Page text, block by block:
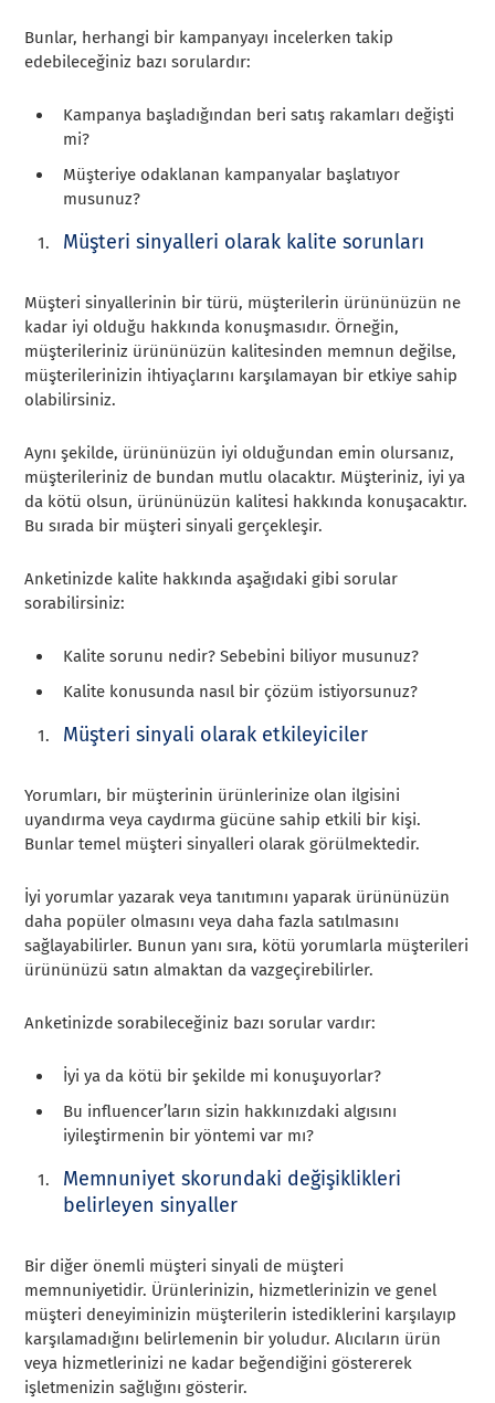
Bunlar, herhangi bir kampanyayı incelerken takip
edebileceğiniz bazı sorulardır:
Kampanya başladığından beri satış rakamları değişti
mi?
Müşteriye odaklanan kampanyalar başlatıyor
musunuz?
Müşteri sinyalleri olarak kalite sorunları
Müşteri sinyallerinin bir türü, müşterilerin ürününüzün ne
kadar iyi olduğu hakkında konuşmasıdır. Örneğin,
müşterileriniz ürününüzün kalitesinden memnun değilse,
müşterilerinizin ihtiyaçlarını karşılamayan bir etkiye sahip
olabilirsiniz.
Aynı şekilde, ürününüzün iyi olduğundan emin olursanız,
müşterileriniz de bundan mutlu olacaktır. Müşteriniz, iyi ya
da kötü olsun, ürününüzün kalitesi hakkında konuşacaktır.
Bu sırada bir müşteri sinyali gerçekleşir.
Anketinizde kalite hakkında aşağıdaki gibi sorular
sorabilirsiniz:
Kalite sorunu nedir? Sebebini biliyor musunuz?
Kalite konusunda nasıl bir çözüm istiyorsunuz?
Müşteri sinyali olarak etkileyiciler
Yorumları, bir müşterinin ürünlerinize olan ilgisini
uyandırma veya caydırma gücüne sahip etkili bir kişi.
Bunlar temel müşteri sinyalleri olarak görülmektedir.
İyi yorumlar yazarak veya tanıtımını yaparak ürününüzün
daha popüler olmasını veya daha fazla satılmasını
sağlayabilirler. Bunun yanı sıra, kötü yorumlarla müşterileri
ürününüzü satın almaktan da vazgeçirebilirler.
Anketinizde sorabileceğiniz bazı sorular vardır:
İyi ya da kötü bir şekilde mi konuşuyorlar?
Bu influencer’ların sizin hakkınızdaki algısını
iyileştirmenin bir yöntemi var mı?
Memnuniyet skorundaki değişiklikleri
belirleyen sinyaller
Bir diğer önemli müşteri sinyali de müşteri
memnuniyetidir. Ürünlerinizin, hizmetlerinizin ve genel
müşteri deneyiminizin müşterilerin istediklerini karşılayıp
karşılamadığını belirlemenin bir yoludur. Alıcıların ürün
veya hizmetlerinizi ne kadar beğendiğini göstererek
işletmenizin sağlığını gösterir.